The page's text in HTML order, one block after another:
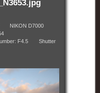
NIKON D7000
F4.5 Shutter